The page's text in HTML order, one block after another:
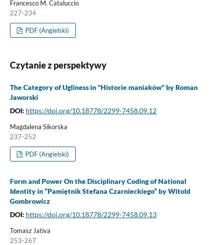
Francesco M. Cataluccio
227-234
PDF (Angielski)
Czytanie z perspektywy
The Category of Ugliness in "Historie maniaków" by Roman
Jaworski
DOI: https://doi.org/10.18778/2299-7458.09.12
Magdalena Sikorska
237-252
PDF (Angielski)
Form and Power On the Disciplinary Coding of National
Identity in “Pamiętnik Stefana Czarnieckiego” by Witold
Gombrowicz
DOI: https://doi.org/10.18778/2299-7458.09.13
Tomasz Jativa
253-267